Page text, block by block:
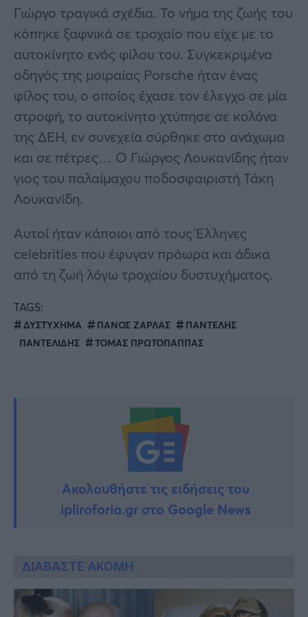
Γιώργο τραγικά σχέδια. Το νήμα της ζωής του
κόπηκε ξαφνικά σε τροχαίο που είχε με το
αυτοκίνητο ενός φίλου του. Συγκεκριμένα
οδηγός της μοιραίας Porsche ήταν ένας
φίλος του, ο οποίος έχασε τον έλεγχο σε μία
στροφή, το αυτοκίνητο χτύπησε σε κολόνα
της ΔΕΗ, εν συνεχεία σύρθηκε στο ανάχωμα
και σε πέτρες… Ο Γιώργος Λουκανίδης ήταν
γιος του παλαίμαχου ποδοσφαιριστή Τάκη
Λουκανίδη.
Αυτοί ήταν κάποιοι από τους Έλληνες
celebrities που έφυγαν πρόωρα και άδικα
από τη ζωή λόγω τροχαίου δυστυχήματος.
TAGS:
ΔΥΣΤΥΧΗΜΑ ΠΑΝΟΣ ΖΑΡΛΑΣ
ΠΑΝΤΕΛΗΣ
ΠΑΝΤΕΛΙΔΗΣ
ΤΟΜΑΣ ΠΡΩΤΟΠΑΠΠΑΣ
Ακολουθήστε τις ειδήσεις του
ipliroforia.gr στο Google News
ΔΙΑΒΑΣΤΕ ΑΚΟΜΗ